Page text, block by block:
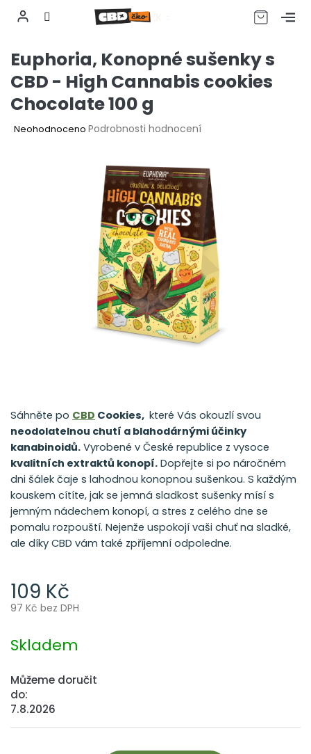
obsah
CZK
Euphoria, Konopné sušenky s
CBD - High Cannabis cookies
Chocolate 100 g
Průměrné
Neohodnoceno Podrobnosti hodnocení
109 Kč
97 Kč bez DPH
cena:
Skladem
Můžeme doručit
do:
7.8.2026
Sáhněte po CBD Cookies, které Vás okouzlí svou
neodolatelnou chutí a blahodárnými účinky
kanabinoidů. Vyrobené v České republice z vysoce
kvalitních extraktů konopí. Dopřejte si po náročném
dni šálek čaje s lahodnou konopnou sušenkou. S každým
kouskem cítíte, jak se jemná sladkost sušenky mísí s
jemným nádechem konopí, a stres z celého dne se
pomalu rozpouští. Nejenže uspokojí vaši chuť na sladké,
ale díky CBD vám také zpříjemní odpoledne.